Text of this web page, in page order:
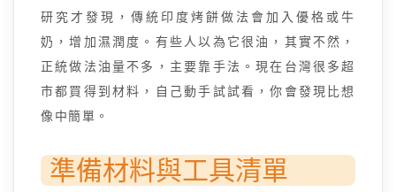
研究才發現，傳統印度烤餅做法會加入優格或牛
奶，增加濕潤度。有些人以為它很油，其實不然，
正統做法油量不多，主要靠手法。現在台灣很多超
市都買得到材料，自己動手試試看，你會發現比想
像中簡單。
準備材料與工具清單